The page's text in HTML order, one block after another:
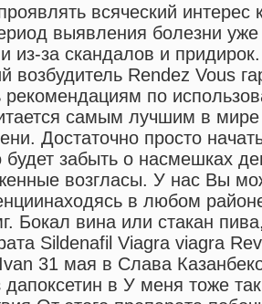
всяческий
выявления болезни уже
из-за скандалов и
возбудитель Rendez Vous
рекомендациям по
самым лучшим в мире
Достаточно просто
будет забыть о насмешках
возгласы. У нас Вы
в любом
Бокал вина или стакан
Sildenafil Viagra viagra
31 мая в Слава
дапоксетин в У меня тоже